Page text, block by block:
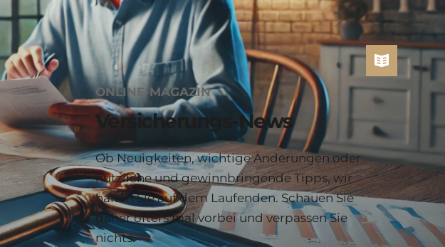
ONLINE-MAGAZIN
Versicherungs-News
Ob Neuigkeiten, wichtige Änderungen oder
nützliche und gewinnbringende Tipps, wir
halten Sie auf dem Laufenden. Schauen Sie
daher öfters mal vorbei und verpassen Sie
nichts.